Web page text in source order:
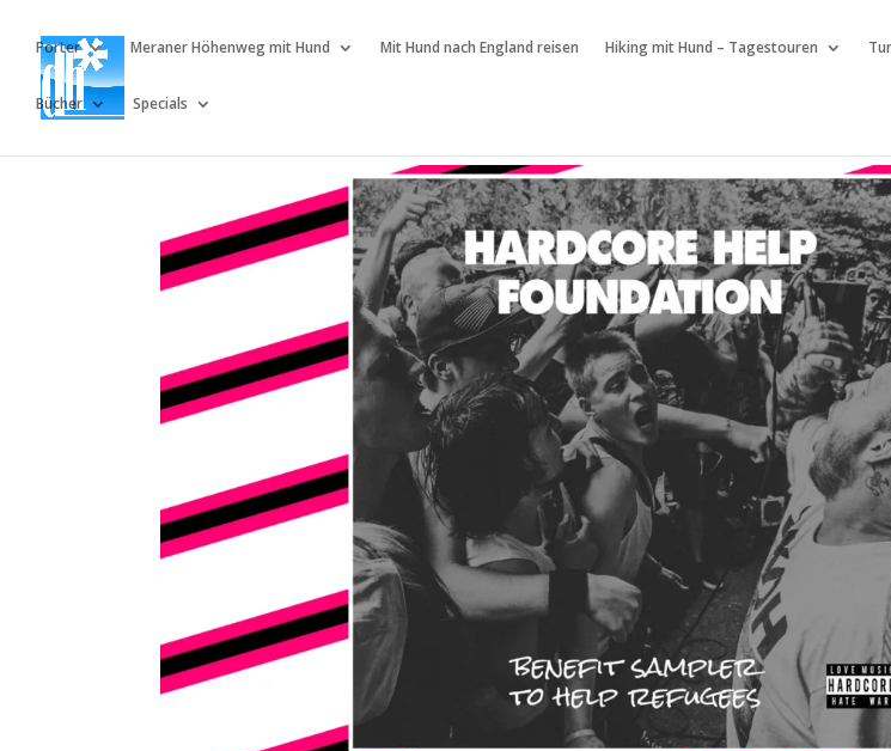
Porter Meraner Höhenweg mit Hund Mit Hund nach England reisen Hiking mit Hund – Tagestouren
Bücher Specials